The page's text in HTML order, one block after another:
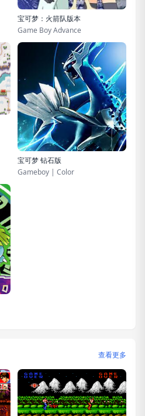
宝可梦：火箭队版本
Game Boy Advance
宝可梦 钻石版
Gameboy | Color
查看更多